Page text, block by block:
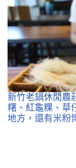
新竹老鍋休閒農
糬、紅龜粿、草
地方，還有米粉